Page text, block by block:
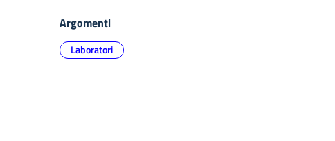
Argomenti
Laboratori